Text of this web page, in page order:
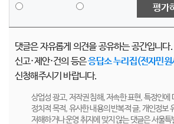
평가
댓글은 자유롭게 의견을 공유하는 공간입니다
신고·제안·건의 등은응답소 누리집(전자민원
신청해주시기 바랍니다.
상업성 광고, 저작권 침해, 저속한 표현, 특정인에
정치적 목적, 유사한 내용의 반복적 글, 개인정보
저해하거나 운영 취지에 맞지 않는 댓글은 서울특